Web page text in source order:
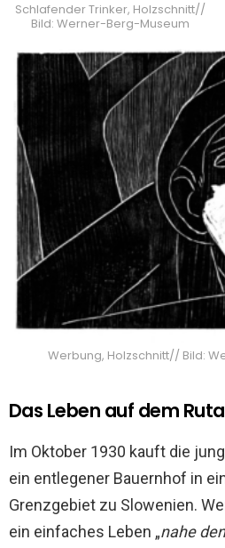
Schlafender Trinker, Holzschnitt//
Bild: Werner-Berg-Museum
Werbung, Holzschnitt// Bild:
Das Leben auf dem
Im Oktober 1930 kauft die
ein entlegener Bauernhof in
Grenzgebiet zu Slowenien.
ein einfaches Leben „nahe